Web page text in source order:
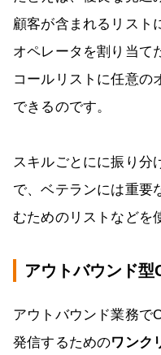
顧客が含まれるリスト
オペレータを割り当て
コールリストに任意の
できるのです。
スキルごとにに振り分
で、ベテランには重要
むためのリストなどを
アウトバウンド型
アウトバウンド業務で
発信するためのワンク